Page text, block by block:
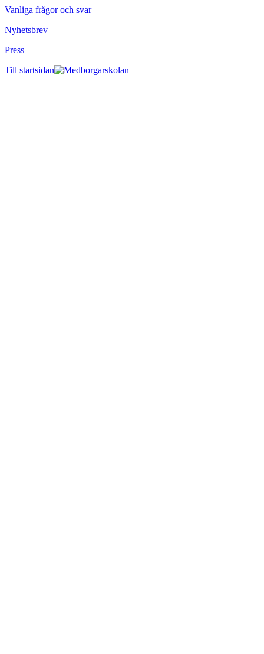
Vanliga frågor och svar
Nyhetsbrev
Press
Till startsidan